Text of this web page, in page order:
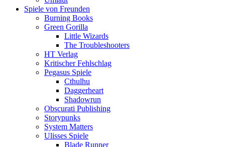
Spiele von Freunden
Burning Books
Green Gorilla
Little Wizards
The Troubleshooters
HT Verlag
Kritischer Fehlschlag
Pegasus Spiele
Cthulhu
Daggerheart
Shadowrun
Obscurati Publishing
Storypunks
System Matters
Ulisses Spiele
Blade Runner